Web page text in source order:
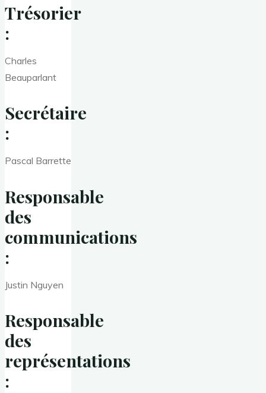
Trésorier
:
Charles
Beauparlant
Secrétaire
:
Pascal Barrette
Responsable
des
communications
:
Justin Nguyen
Responsable
des
représentations
: